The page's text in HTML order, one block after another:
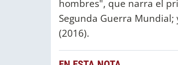
hombres", que narra el
Segunda Guerra
(2016).